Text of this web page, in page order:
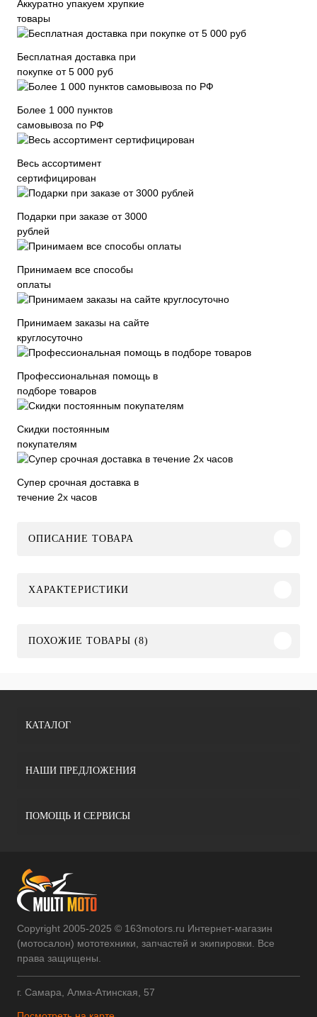
Аккуратно упакуем хрупкие
товары
Бесплатная доставка при
покупке от 5 000 руб
Более 1 000 пунктов
самовывоза по РФ
Весь ассортимент
сертифицирован
Подарки при заказе от 3000
рублей
Принимаем все способы
оплаты
Принимаем заказы на сайте
круглосуточно
Профессиональная помощь в
подборе товаров
Скидки постоянным
покупателям
Супер срочная доставка в
течение 2х часов
ОПИСАНИЕ ТОВАРА
ХАРАКТЕРИСТИКИ
ПОХОЖИЕ ТОВАРЫ (8)
КАТАЛОГ
НАШИ ПРЕДЛОЖЕНИЯ
ПОМОЩЬ И СЕРВИСЫ
Copyright 2005-2025 © 163motors.ru Интернет-магазин
(мотосалон) мототехники, запчастей и экипировки. Все
права защищены.
г. Самара, Алма-Атинская, 57